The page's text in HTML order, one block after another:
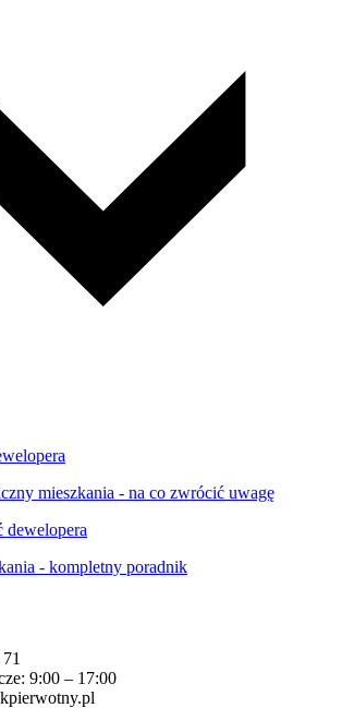
mieszkania - na co zwrócić uwagę
dewelopera
- kompletny poradnik
9:00 – 17:00